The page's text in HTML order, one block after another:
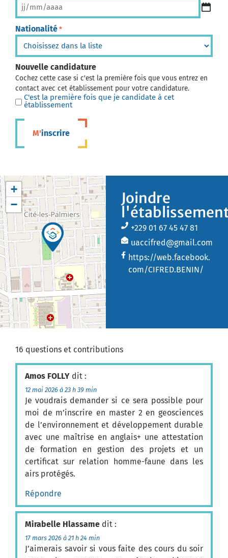
Nationalité *
Nouvelle candidature
Cochez cette case si c'est la première fois que vous entrez en
contact avec cet établissement pour votre candidature.
C'est la première fois que je candidate à cet
établissement
M'inscrire
+
−
Joindre
+229 01 67 45 47 81
uaccifred@gmail.com
https://web.facebook.
com/CIFRED.BENIN/
16 questions et contributions
Amos FOLLY dit :
12 mai 2026 à 23 h 39 min
Je voudrais demander si ce sera possible pour
moi de m’inscrire en master 2 en geosciences
de l’environnement et développement durable
avec une maîtrise en anglais+ une attestation
de formation en gestion des projets et un
certificat sur relation homme-faune dans les
airs protégés.
Répondre
Mirabelle Hlassame dit :
17 mars 2026 à 21 h 24 min
J’aimerais savoir si vous faite des cours du soir